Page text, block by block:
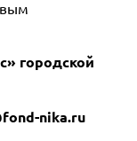
городской
nika.ru